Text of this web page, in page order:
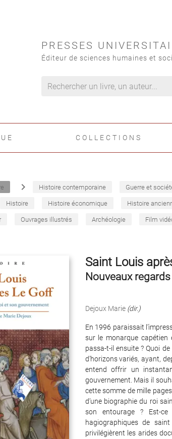
PRESSES
Éditeur de sciences humaines et
COLLECTIONS
navigate_next Histoire contemporaine Guerre et
Histoire Histoire économique Histoire
Ouvrages illustrés Archéologie Film
Saint Louis
Nouveaux
Dejoux Marie (dir.)
En 1996 paraissait
sur le monarque capétien
passa-t-il ensuite ? Quoi
d’horizons variés, ayant,
entend offrir un
gouvernement. Mais il
cette somme de mille
d’une biographie du roi
son entourage ? Est-
hagiographiques de
privilégièrent les arides